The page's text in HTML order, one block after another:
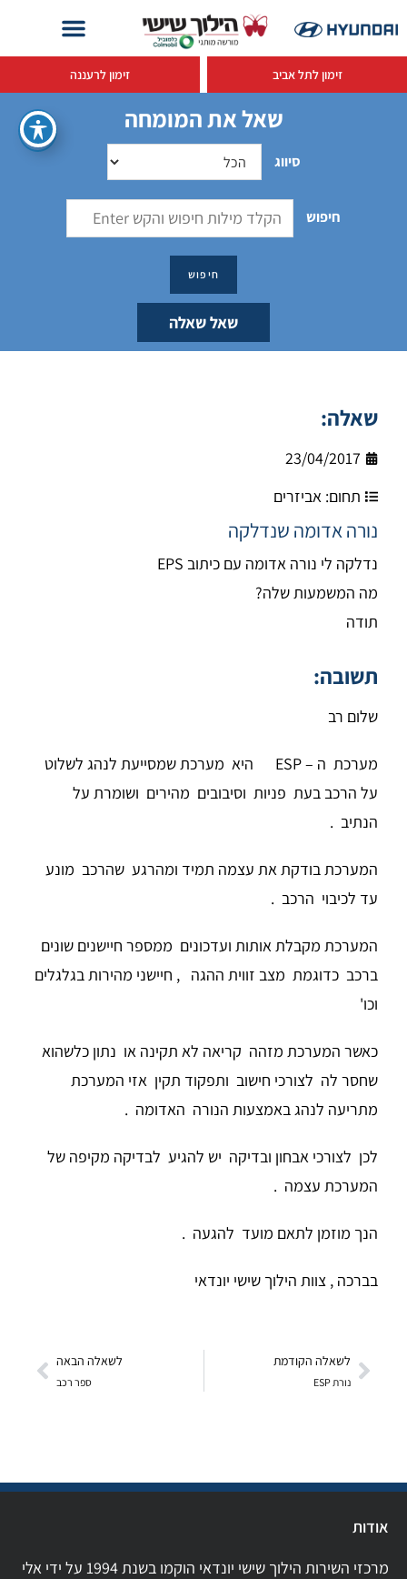
זימון לתל אביב זימון לרעננה
שאל את המומחה
סיווג
חיפוש
שאל שאלה
שאלה:
23/04/2017
תחום: אביזרים
נורה אדומה שנדלקה
נדלקה לי נורה אדומה עם כיתוב EPS
מה המשמעות שלה?
תודה
תשובה:
שלום רב
מערכת ה – ESP היא מערכת שמסייעת לנהג לשלוט
על הרכב בעת פניות וסיבובים מהירים ושומרת על
הנתיב .
המערכת בודקת את עצמה תמיד ומהרגע שהרכב מונע
עד לכיבוי הרכב .
המערכת מקבלת אותות ועדכונים ממספר חיישנים שונים
ברכב כדוגמת מצב זווית ההגה , חיישני מהירות בגלגלים
וכו'
כאשר המערכת מזהה קריאה לא תקינה או נתון כלשהוא
שחסר לה לצורכי חישוב ותפקוד תקין אזי המערכת
מתריעה לנהג באמצעות הנורה האדומה .
לכן לצורכי אבחון ובדיקה יש להגיע לבדיקה מקיפה של
המערכת עצמה .
הנך מוזמן לתאם מועד להגעה .
בברכה , צוות הילוך שישי יונדאי
לשאלה הקודמת
נורת ESP
לשאלה הבאה
ספר רכב
אודות
מרכזי השירות הילוך שישי יונדאי הוקמו בשנת 1994 על ידי אלי